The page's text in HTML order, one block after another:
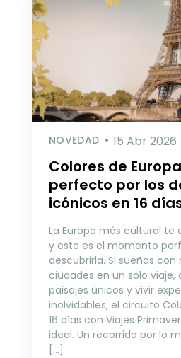
NOVEDAD 15 Abr 2026
Colores de
perfecto por los
icónicos en 16
La Europa más cultural te
y este es el momento
descubrirla. Si sueñas con
ciudades en un solo viaje,
paisajes únicos y vivir
inolvidables, el circuito
16 días con Viajes
ideal. Un recorrido por lo
[…]